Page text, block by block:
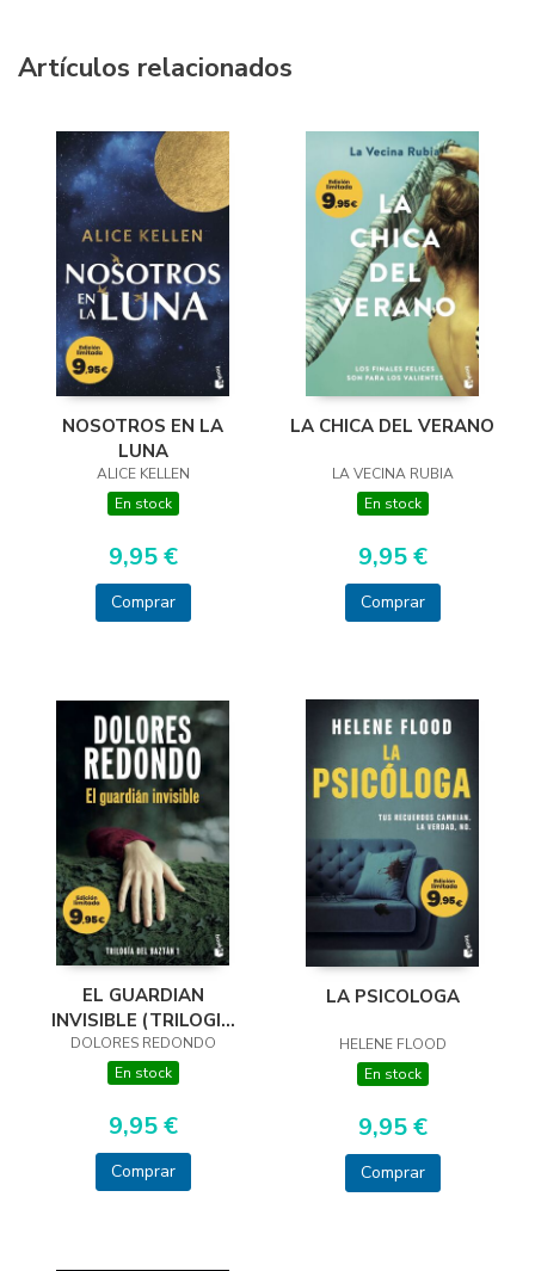
Artículos relacionados
NOSOTROS EN LA
LUNA
ALICE KELLEN
En stock
9,95 €
Comprar
LA CHICA DEL VERANO
LA VECINA RUBIA
En stock
9,95 €
Comprar
EL GUARDIAN
INVISIBLE (TRILOGIA
DEL BAZTAN, 1)
DOLORES REDONDO
En stock
9,95 €
Comprar
LA PSICOLOGA
HELENE FLOOD
En stock
9,95 €
Comprar